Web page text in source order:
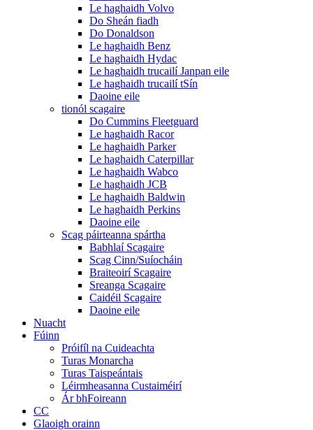
Le haghaidh Volvo
Do Sheán fiadh
Do Donaldson
Le haghaidh Benz
Le haghaidh Hydac
Le haghaidh trucailí Janpan eile
Le haghaidh trucailí tSín
Daoine eile
tionól scagaire
Do Cummins Fleetguard
Le haghaidh Racor
Le haghaidh Parker
Le haghaidh Caterpillar
Le haghaidh Wabco
Le haghaidh JCB
Le haghaidh Baldwin
Le haghaidh Perkins
Daoine eile
Scag páirteanna spártha
Babhlaí Scagaire
Scag Cinn/Suíocháin
Braiteoirí Scagaire
Sreanga Scagaire
Caidéil Scagaire
Daoine eile
Nuacht
Fúinn
Próifíl na Cuideachta
Turas Monarcha
Turas Taispeántais
Léirmheasanna Custaiméirí
Ár bhFoireann
CC
Glaoigh orainn